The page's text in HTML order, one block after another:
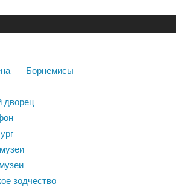
— Борнемисы
дворец
зодчество